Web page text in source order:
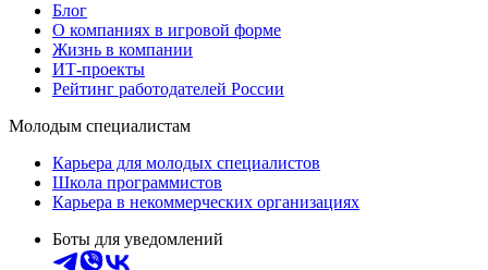
Блог
О компаниях в игровой форме
Жизнь в компании
ИТ-проекты
Рейтинг работодателей России
Молодым специалистам
Карьера для молодых специалистов
Школа программистов
Карьера в некоммерческих организациях
Боты для уведомлений